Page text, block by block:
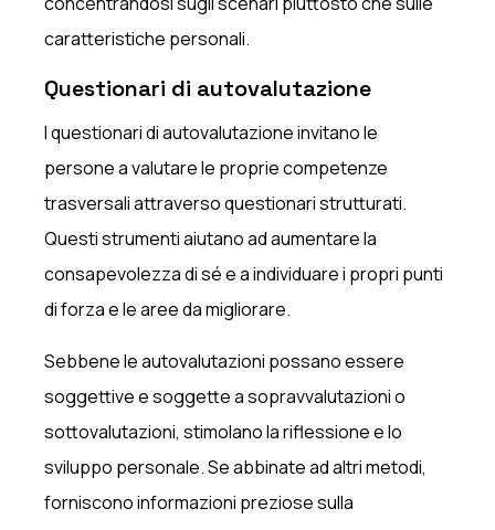
caratteristiche personali.
Questionari di autovalutazione
I questionari di autovalutazione invitano le
persone a valutare le proprie competenze
trasversali attraverso questionari strutturati.
Questi strumenti aiutano ad aumentare la
consapevolezza di sé e a individuare i propri punti
di forza e le aree da migliorare.
Sebbene le autovalutazioni possano essere
soggettive e soggette a sopravvalutazioni o
sottovalutazioni, stimolano la riflessione e lo
sviluppo personale. Se abbinate ad altri metodi,
forniscono informazioni preziose sulla